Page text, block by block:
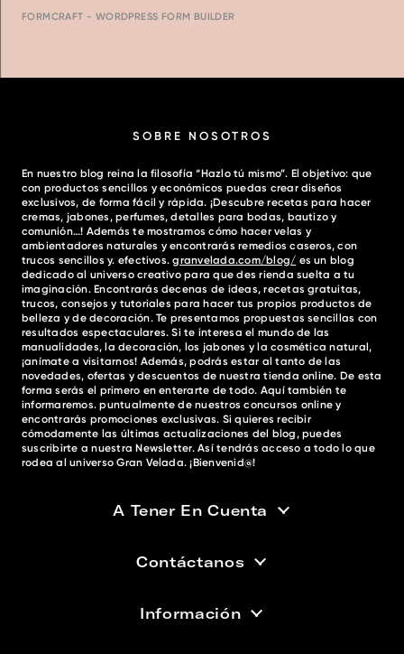
FORMCRAFT - WORDPRESS FORM BUILDER
SOBRE NOSOTROS
En nuestro blog reina la filosofía “Hazlo tú mismo”. El objetivo: que
con productos sencillos y económicos puedas crear diseños
exclusivos, de forma fácil y rápida. ¡Descubre recetas para hacer
cremas, jabones, perfumes, detalles para bodas, bautizo y
comunión…! Además te mostramos cómo hacer velas y
ambientadores naturales y encontrarás remedios caseros, con
trucos sencillos y. efectivos. granvelada.com/blog/ es un blog
dedicado al universo creativo para que des rienda suelta a tu
imaginación. Encontrarás decenas de ideas, recetas gratuitas,
trucos, consejos y tutoriales para hacer tus propios productos de
belleza y de decoración. Te presentamos propuestas sencillas con
resultados espectaculares. Si te interesa el mundo de las
manualidades, la decoración, los jabones y la cosmética natural,
¡anímate a visitarnos! Además, podrás estar al tanto de las
novedades, ofertas y descuentos de nuestra tienda online. De esta
forma serás el primero en enterarte de todo. Aquí también te
informaremos. puntualmente de nuestros concursos online y
encontrarás promociones exclusivas. Si quieres recibir
cómodamente las últimas actualizaciones del blog, puedes
suscribirte a nuestra Newsletter. Así tendrás acceso a todo lo que
rodea al universo Gran Velada. ¡Bienvenid@!
A Tener En Cuenta
Contáctanos
Información